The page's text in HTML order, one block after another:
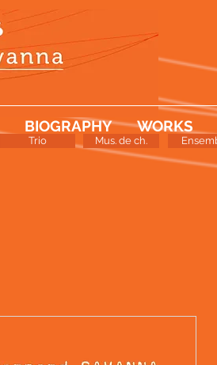
BIOGRAPHY WORKS
Trio Mus. de ch.